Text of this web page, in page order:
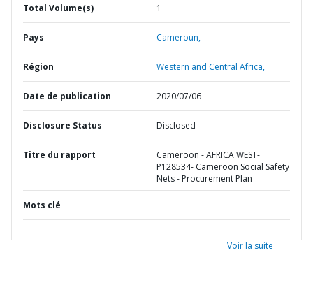
Total Volume(s) 1
Pays Cameroun,
Région Western and Central Africa,
Date de publication 2020/07/06
Disclosure Status Disclosed
Titre du rapport
Cameroon - AFRICA WEST-
P128534- Cameroon Social Safety
Nets - Procurement Plan
Mots clé
Voir la suite